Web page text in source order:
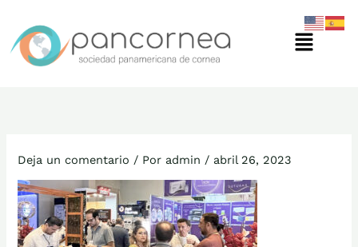
contenido
Menú
Deja un comentario / Por admin / abril 26, 2023